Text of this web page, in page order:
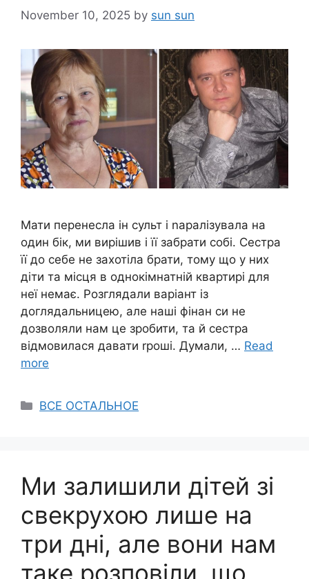
November 10, 2025 by sun sun
Мати перенесла ін сульт і nаралізувала на
один бік, ми вирішив і її забрати собі. Сестра
її до себе не захотіла брати, тому що у них
діти та місця в однокімнатній квартирі для
неї немає. Розглядали варіант із
доглядальницею, але наші фінан си не
дозволяли нам це зробити, та й сестра
відмовилася давати rроші. Думали, … Read
more
Categories
ВСЕ ОСТАЛЬНОЕ
Ми залишили дітей зі
свекрухою лише на
три дні, але вони нам
таке розповіли, що